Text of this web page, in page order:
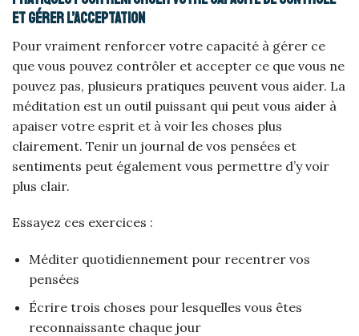
et gérer l’acceptation
Pour vraiment renforcer votre capacité à gérer ce
que vous pouvez contrôler et accepter ce que vous ne
pouvez pas, plusieurs pratiques peuvent vous aider. La
méditation est un outil puissant qui peut vous aider à
apaiser votre esprit et à voir les choses plus
clairement. Tenir un journal de vos pensées et
sentiments peut également vous permettre d’y voir
plus clair.
Essayez ces exercices :
Méditer quotidiennement pour recentrer vos
pensées
Écrire trois choses pour lesquelles vous êtes
reconnaissante chaque jour